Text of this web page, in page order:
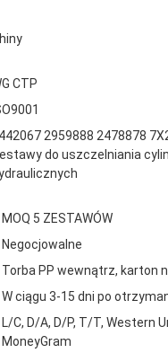
CTP
2959888 2478878
do uszczelniania
MOQ 5 ZESTAWÓW
Negocjowalne
Torba PP wewnątrz, karton
W ciągu 3-15 dni po
L/C, D/A, D/P, T/T, Western
MoneyGram